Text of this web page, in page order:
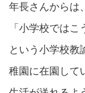
年長さんからは、
「小学校では
という小学校教
稚園に在園して